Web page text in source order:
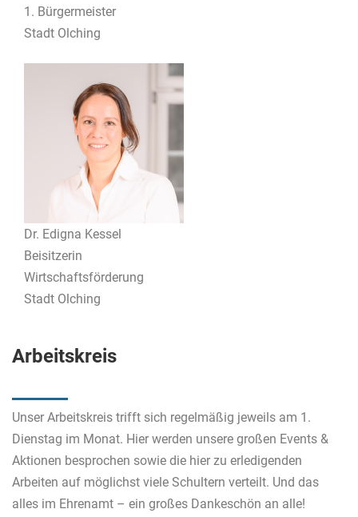
1. Bürgermeister
Stadt Olching
Dr. Edigna Kessel
Beisitzerin
Wirtschaftsförderung
Stadt Olching
Arbeitskreis
Unser Arbeitskreis trifft sich regelmäßig jeweils am 1.
Dienstag im Monat. Hier werden unsere großen Events &
Aktionen besprochen sowie die hier zu erledigenden
Arbeiten auf möglichst viele Schultern verteilt. Und das
alles im Ehrenamt – ein großes Dankeschön an alle!